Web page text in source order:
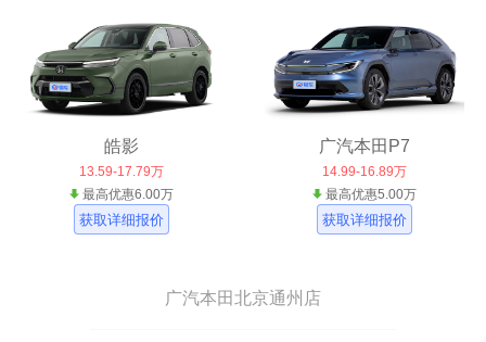
皓影
13.59-17.79万
最高优惠6.00万
获取详细报价
广汽本田P7
14.99-16.89万
最高优惠5.00万
获取详细报价
广汽本田北京通州店